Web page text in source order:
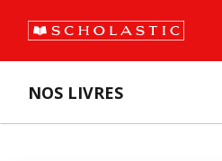
NOS LIVRES